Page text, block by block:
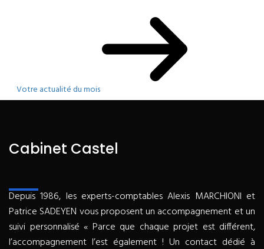
Votre actualité du mois
Cabinet Castel
Depuis 1986, les experts-comptables Alexis MARCHIONI et
Patrice SADEYEN vous proposent un accompagnement et un
suivi personnalisé « Parce que chaque projet est différent,
l’accompagnement l’est également ! Un contact dédié à